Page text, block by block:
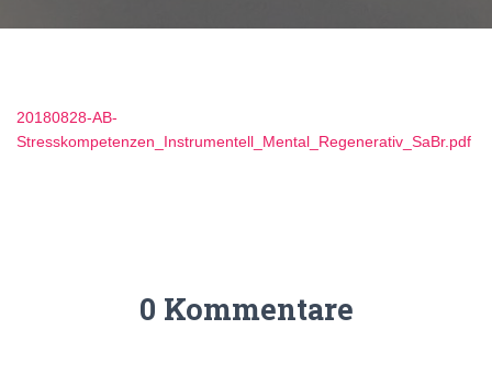
20180828-AB-
Stresskompetenzen_Instrumentell_Mental_Regenerativ_SaBr.pdf
0 Kommentare